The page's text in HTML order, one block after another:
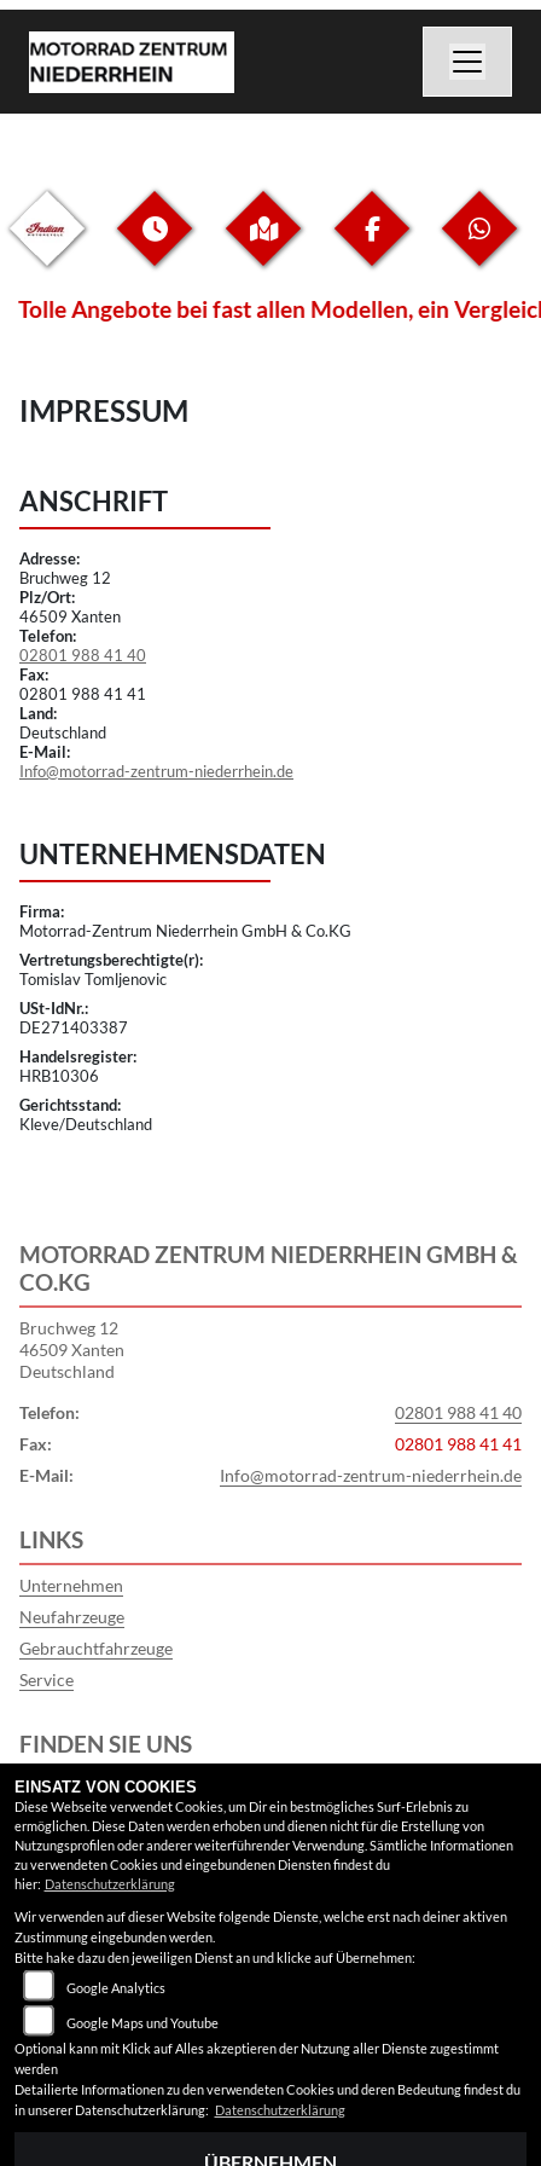
Tolle Angebote bei fast allen Modellen, ein
IMPRESSUM
ANSCHRIFT
Adresse:
Bruchweg 12
Plz/Ort:
46509 Xanten
Telefon:
02801 988 41 40
Fax:
02801 988 41 41
Land:
Deutschland
E-Mail:
Info@motorrad-zentrum-niederrhein.de
UNTERNEHMENSDATEN
Firma:
Motorrad-Zentrum Niederrhein GmbH & Co.KG
Vertretungsberechtigte(r):
Tomislav Tomljenovic
USt-IdNr.:
DE271403387
Handelsregister:
HRB10306
Gerichtsstand:
Kleve/Deutschland
MOTORRAD ZENTRUM NIEDERRHEIN GMBH &
CO.KG
Bruchweg 12
46509 Xanten
Deutschland
Telefon:
02801 988 41 40
Fax:
02801 988 41 41
E-Mail:
Info@motorrad-zentrum-niederrhein.de
LINKS
Unternehmen
Neufahrzeuge
Gebrauchtfahrzeuge
Service
FINDEN SIE UNS
Facebook
Google Maps
RECHTLICHES
AGB
Impressum
Datenschutz
Disclaimer
Barrierefreiheit
EINSATZ VON COOKIES
Diese Webseite verwendet Cookies, um Dir ein bestmögliches Surf-Erlebnis zu
ermöglichen. Diese Daten werden erhoben und dienen nicht für die Erstellung von
Nutzungsprofilen oder anderer weiterführender Verwendung. Sämtliche Informationen
zu verwendeten Cookies und eingebundenen Diensten findest du
hier: Datenschutzerklärung
Wir verwenden auf dieser Website folgende Dienste, welche erst nach deiner aktiven
Zustimmung eingebunden werden.
Bitte hake dazu den jeweiligen Dienst an und klicke auf Übernehmen:
Google Analytics
Google Maps und Youtube
Optional kann mit Klick auf Alles akzeptieren der Nutzung aller Dienste zugestimmt
werden
Detailierte Informationen zu den verwendeten Cookies und deren Bedeutung findest du
in unserer Datenschutzerklärung: Datenschutzerklärung